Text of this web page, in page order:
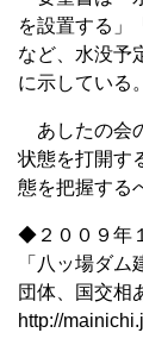
を設置する」
など、水没予
に示している。
あしたの会
状態を打開す
態を把握する
◆２００９年
「八ッ場ダ
団体、国交相
http://